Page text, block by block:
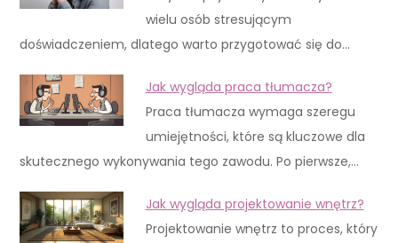
wielu osób stresującym
doświadczeniem, dlatego warto przygotować się do…
Jak wygląda praca tłumacza?
Praca tłumacza wymaga szeregu
umiejętności, które są kluczowe dla
skutecznego wykonywania tego zawodu. Po pierwsze,…
Jak wygląda projektowanie wnętrz?
Projektowanie wnętrz to proces, który